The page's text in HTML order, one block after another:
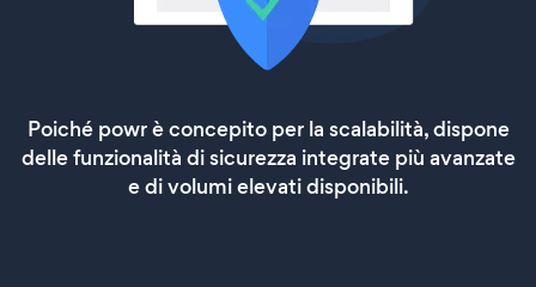
Poiché powr è concepito per la scalabilità, dispone
delle funzionalità di sicurezza integrate più avanzate
e di volumi elevati disponibili.